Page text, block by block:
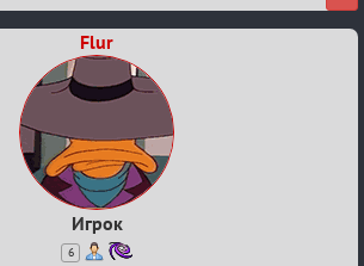
Flur
Игрок
6